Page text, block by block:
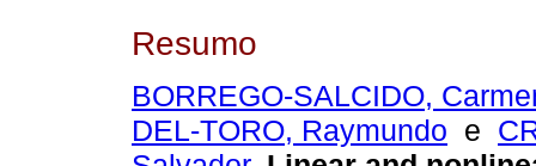
Resumo
BORREGO-SALCIDO,
DEL-TORO, Raymundo e